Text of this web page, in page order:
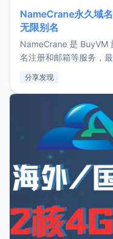
NameCrane永久域
无限别名
NameCrane 是 BuyVM
名注册和邮箱等服务，
又实惠的域名邮箱，不
分享发现